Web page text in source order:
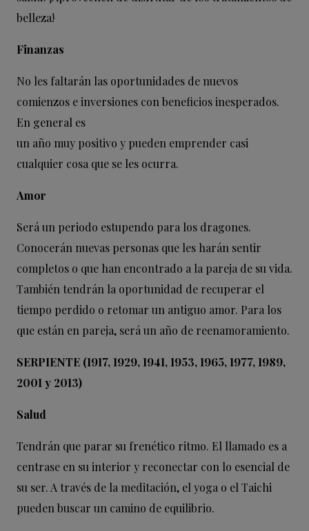
belleza!
Finanzas
No les faltarán las oportunidades de nuevos
comienzos e inversiones con beneficios inesperados.
En general es
un año muy positivo y pueden emprender casi
cualquier cosa que se les ocurra.
Amor
Será un periodo estupendo para los dragones.
Conocerán nuevas personas que les harán sentir
completos o que han encontrado a la pareja de su vida.
También tendrán la oportunidad de recuperar el
tiempo perdido o retomar un antiguo amor. Para los
que están en pareja, será un año de reenamoramiento.
SERPIENTE (1917, 1929, 1941, 1953, 1965, 1977, 1989,
2001 y 2013)
Salud
Tendrán que parar su frenético ritmo. El llamado es a
centrase en su interior y reconectar con lo esencial de
su ser. A través de la meditación, el yoga o el Taichi
pueden buscar un camino de equilibrio.